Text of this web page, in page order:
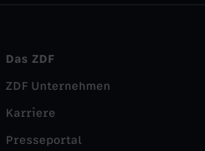
Das ZDF
ZDF Unternehmen
Karriere
Presseportal